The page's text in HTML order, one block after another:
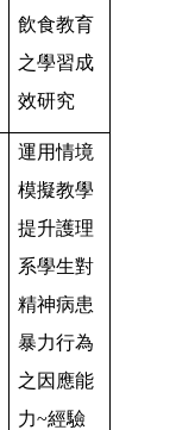
飲食教育
之學習成
效研究
運用情境
模擬教學
提升護理
系學生對
精神病患
暴力行為
之因應能
力~經驗